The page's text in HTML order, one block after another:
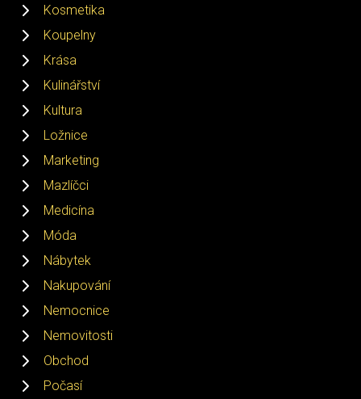
Kosmetika
Koupelny
Krása
Kulinářství
Kultura
Ložnice
Marketing
Mazlíčci
Medicína
Móda
Nábytek
Nakupování
Nemocnice
Nemovitosti
Obchod
Počasí